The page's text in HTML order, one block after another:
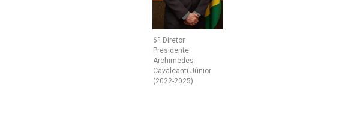
6º Diretor
Presidente
Archimedes
Cavalcanti Júnior
(2022-2025)